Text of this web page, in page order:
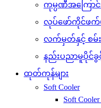
ကုမ္ပဏီအကြောင်
လုပ်ဖော်ကိုင်ဖက်မ
လက်မှတ်နှင့် စမ်
နည်းပညာမူပိုင်ခွ
ထုတ်ကုန်များ
Soft Cooler
Soft